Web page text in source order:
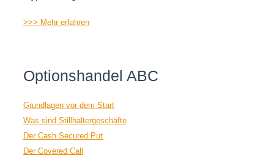
>>> Mehr erfahren
Optionshandel ABC
Grundlagen vor dem Start
Was sind Stillhaltergeschäfte
Der Cash Secured Put
Der Covered Call